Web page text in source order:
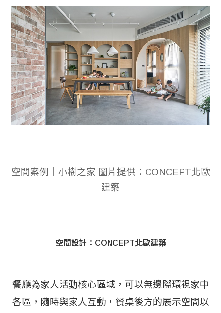
空間案例│小樹之家 圖片提供：CONCEPT北歐
建築
空間設計：CONCEPT北歐建築
餐廳為家人活動核心區域，可以無邊際環視家中
各區，隨時與家人互動，餐桌後方的展示空間以